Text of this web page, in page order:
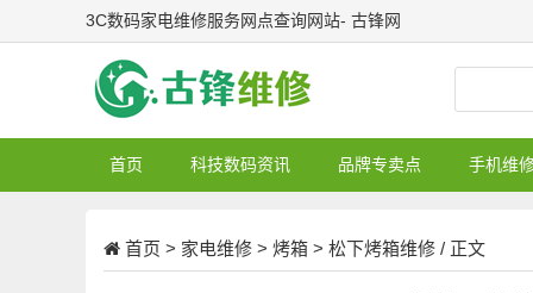
3C数码家电维修服务网点查询网站- 古锋网
首页 科技数码资讯 品牌专卖点 手机维
首页 > 家电维修 > 烤箱 > 松下烤箱维修 / 正文